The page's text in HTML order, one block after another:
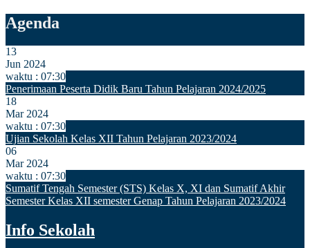
Agenda
13
Jun 2024
waktu : 07:30
Penerimaan Peserta Didik Baru Tahun Pelajaran 2024/2025
18
Mar 2024
waktu : 07:30
Ujian Sekolah Kelas XII Tahun Pelajaran 2023/2024
06
Mar 2024
waktu : 07:30
Sumatif Tengah Semester (STS) Kelas X, XI dan Sumatif Akhir
Semester Kelas XII semester Genap Tahun Pelajaran 2023/2024
Info Sekolah